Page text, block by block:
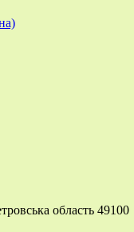
область 49100